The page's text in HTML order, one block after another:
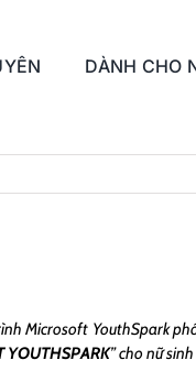
DÀNH CHO
Microsoft YouthSpark
YOUTHSPARK” cho nữ